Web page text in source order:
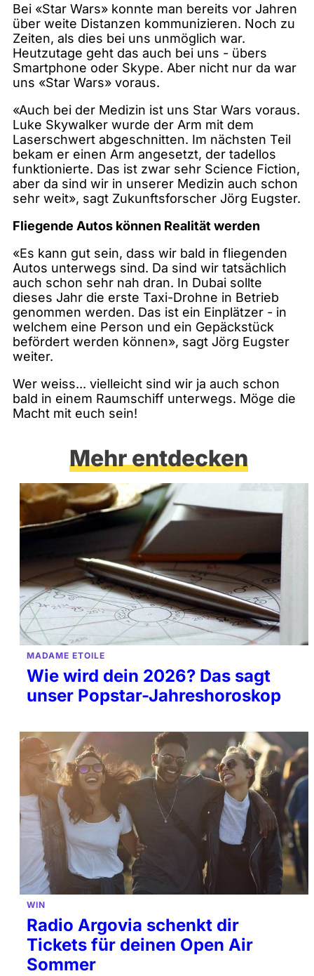
Bei «Star Wars» konnte man bereits vor Jahren
über weite Distanzen kommunizieren. Noch zu
Zeiten, als dies bei uns unmöglich war.
Heutzutage geht das auch bei uns - übers
Smartphone oder Skype. Aber nicht nur da war
uns «Star Wars» voraus.
«Auch bei der Medizin ist uns Star Wars voraus.
Luke Skywalker wurde der Arm mit dem
Laserschwert abgeschnitten. Im nächsten Teil
bekam er einen Arm angesetzt, der tadellos
funktionierte. Das ist zwar sehr Science Fiction,
aber da sind wir in unserer Medizin auch schon
sehr weit», sagt Zukunftsforscher Jörg Eugster.
Fliegende Autos können Realität werden
«Es kann gut sein, dass wir bald in fliegenden
Autos unterwegs sind. Da sind wir tatsächlich
auch schon sehr nah dran. In Dubai sollte
dieses Jahr die erste Taxi-Drohne in Betrieb
genommen werden. Das ist ein Einplätzer - in
welchem eine Person und ein Gepäckstück
befördert werden können», sagt Jörg Eugster
weiter.
Wer weiss... vielleicht sind wir ja auch schon
bald in einem Raumschiff unterwegs. Möge die
Macht mit euch sein!
Mehr entdecken
MADAME ETOILE
Wie wird dein 2026? Das sagt
unser Popstar-Jahreshoroskop
WIN
Radio Argovia schenkt dir
Tickets für deinen Open Air
Sommer